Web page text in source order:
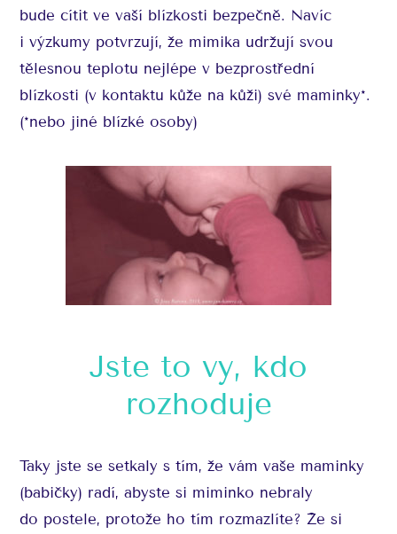
bude cítit ve vaší blízkosti bezpečně. Navíc
i výzkumy potvrzují, že mimika udržují svou
tělesnou teplotu nejlépe v bezprostřední
blízkosti (v kontaktu kůže na kůži) své maminky*.
(*nebo jiné blízké osoby)
Jste to vy, kdo
rozhoduje
Taky jste se setkaly s tím, že vám vaše maminky
(babičky) radí, abyste si miminko nebraly
do postele, protože ho tím rozmazlíte? Že si